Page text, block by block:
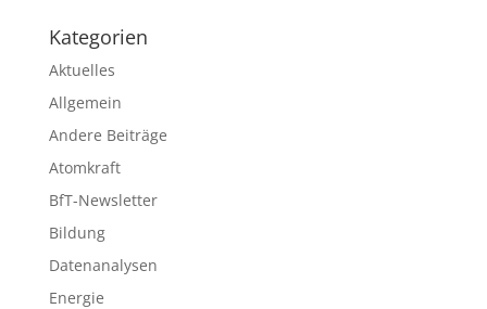
Kategorien
Aktuelles
Allgemein
Andere Beiträge
Atomkraft
BfT-Newsletter
Bildung
Datenanalysen
Energie